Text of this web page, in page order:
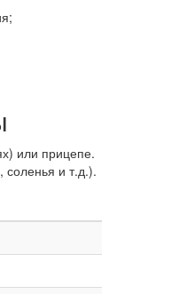
или прицепе.
соленья и т.д.).